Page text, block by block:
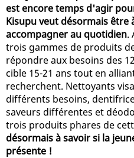
est encore temps d'agir
Kisupu veut désormais être
accompagner au quotidien.
trois gammes de produits
répondre aux besoins des
cible 15-21 ans tout en
recherchent. Nettoyants
différents besoins,
saveurs différentes et
trois produits phares de
désormais à savoir si la
présente !